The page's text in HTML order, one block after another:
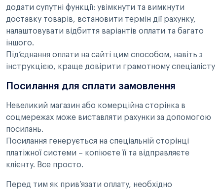
додати супутні функції: увімкнути та вимкнути
доставку товарів, встановити термін дії рахунку,
налаштовувати відбиття варіантів оплати та багато
іншого.
Під’єднання оплати на сайті цим способом, навіть з
інструкцією, краще довірити грамотному спеціалісту
Посилання для сплати замовлення
Невеликий магазин або комерційна сторінка в
соцмережах може виставляти рахунки за допомогою
посилань.
Посилання генерується на спеціальній сторінці
платіжної системи – копіюєте її та відправляєте
клієнту. Все просто.
Перед тим як прив’язати оплату, необхідно